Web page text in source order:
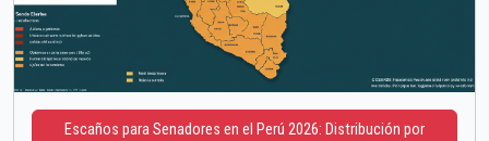
Escaños para Senadores en el Perú 2026: Distribución por